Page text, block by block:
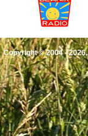
Copyright © 2004 -